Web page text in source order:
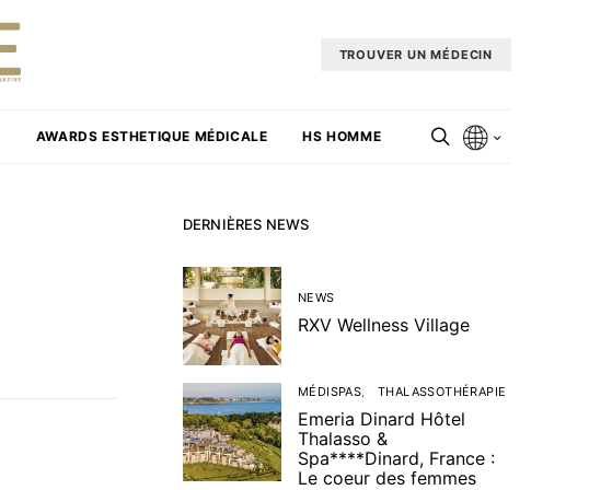
TROUVER UN MÉDECIN
AWARDS ESTHETIQUE MÉDICALE HS HOMME
DERNIÈRES NEWS
NEWS
RXV Wellness Village
MÉDISPAS THALASSOTHÉRAPIE
Emeria Dinard Hôtel
Thalasso &
Spa****Dinard, France :
Le coeur des femmes